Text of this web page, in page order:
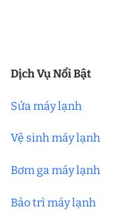
Dịch Vụ Nổi Bật
Sửa máy lạnh
Vệ sinh máy lạnh
Bơm ga máy lạnh
Bảo trì máy lạnh